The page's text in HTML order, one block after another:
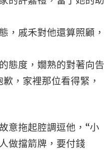
，戚禾對他還算照顧，
態度，嫺熟的對著向告
，家裡那位看得緊，
意拖起腔調逗他，“小
做擋箭牌，要付錢